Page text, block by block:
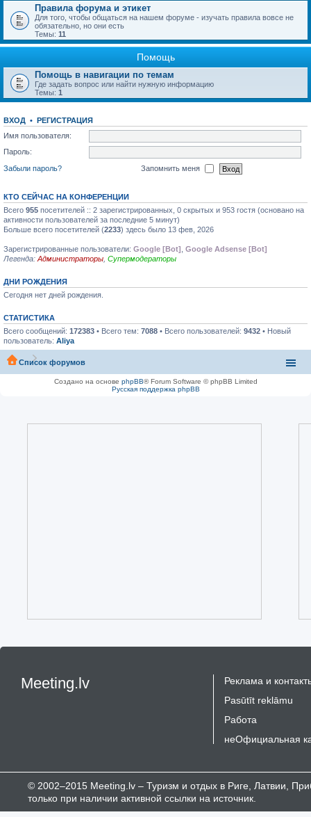
Правила форума и этикет
Для того, чтобы общаться на нашем форуме - изучать правила вовсе не
обязательно, но они есть
Темы: 11
Помощь
Помощь в навигации по темам
Где задать вопрос или найти нужную информацию
Темы: 1
ВХОД •
РЕГИСТРАЦИЯ
Имя пользователя:
Пароль:
Забыли пароль?
Запомнить меня
КТО СЕЙЧАС НА КОНФЕРЕНЦИИ
Всего 955 посетителей :: 2 зарегистрированных, 0 скрытых и 953 гостя (основано на
активности пользователей за последние 5 минут)
Больше всего посетителей (2233) здесь было 13 фев, 2026
Зарегистрированные пользователи: Google [Bot]
Google Adsense [Bot]
Легенда: Администраторы Супермодераторы
ДНИ РОЖДЕНИЯ
Сегодня нет дней рождения.
СТАТИСТИКА
Всего сообщений: 172383 • Всего тем: 7088 • Всего пользователей: 9432 • Новый
пользователь: Aliya
Список форумов
Создано на основе phpBB® Forum Software © phpBB Limited
Русская поддержка phpBB
Meeting.lv
Реклама и
Pasūtīt reklāmu
Работа
неОфициальная
© 2002–2015 Meeting.lv – Туризм и отдых в Риге, Латвии,
только при наличии активной ссылки на источник.